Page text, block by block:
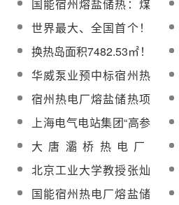
技术研究及示范应用设
备监造询价采购
国能宿州熔盐储热：煤
电机组配备超级“充电宝”
世界最大、全国首个！
国能宿州热电厂熔盐储
热项目完成承台浇筑
换热岛面积7482.53㎡！
宿州热电厂熔盐储热项
目规划方案批前公示图
华威泵业预中标宿州热
电基于熔盐储热的煤电
灵活性关键技术研究及
示范应用项目熔盐泵采
购
宿州热电厂熔盐储热项
目熔盐储罐设备EPC工
程中标结果公示
上海电气电站集团“高参
数、大流量供汽火电机
组熔盐储热深调和顶峰
技术”通过专家组评审
大唐灞桥热电厂
2x300MW机组熔盐储热
改造可行性研究报告编
制服务询价采购
北京工业大学教授张灿
灿：熔盐储热是低成本
国能宿州热电厂熔盐储